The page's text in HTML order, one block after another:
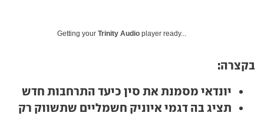
Getting your Trinity Audio player ready...
בקצרה:
יונדאי מסמנת את סין כיעד התרחבות חדש
תציג בה דגמי איוניק חשמליים שתשווק רק